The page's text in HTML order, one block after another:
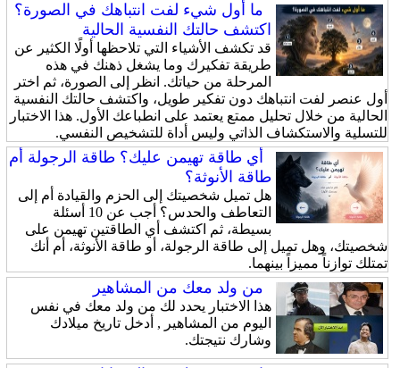
ما أول شيء لفت انتباهك في الصورة؟
اكتشف حالتك النفسية الحالية
قد تكشف الأشياء التي تلاحظها أولًا الكثير عن
طريقة تفكيرك وما يشغل ذهنك في هذه
المرحلة من حياتك. انظر إلى الصورة، ثم اختر
أول عنصر لفت انتباهك دون تفكير طويل، واكتشف حالتك النفسية
الحالية من خلال تحليل ممتع يعتمد على انطباعك الأول. هذا الاختبار
للتسلية والاستكشاف الذاتي وليس أداة للتشخيص النفسي.
أي طاقة تهيمن عليك؟ طاقة الرجولة أم
طاقة الأنوثة؟
هل تميل شخصيتك إلى الحزم والقيادة أم إلى
التعاطف والحدس؟ أجب عن 10 أسئلة
بسيطة، ثم اكتشف أي الطاقتين تهيمن على
شخصيتك، وهل تميل إلى طاقة الرجولة، أو طاقة الأنوثة، أم أنك
تمتلك توازناً مميزاً بينهما.
من ولد معك من المشاهير
هذا الاختبار يحدد لك من ولد معك في نفس
اليوم من المشاهير , أدخل تاريخ ميلادك
وشارك نتيجتك.